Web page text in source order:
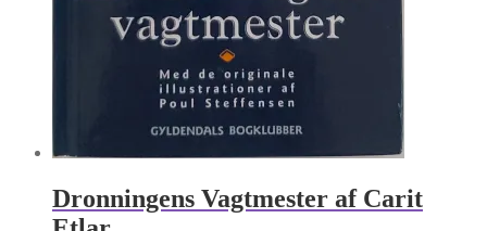
Dronningens Vagtmester af Carit